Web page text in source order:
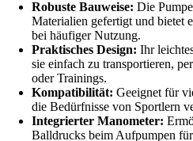
Robuste Bauweise: Die
Materialien gefertigt und bietet
bei häufiger Nutzung.
Praktisches Design: Ihr
sie einfach zu transportieren,
oder Trainings.
Kompatibilität: Geeignet für
die Bedürfnisse von Sportlern
Integrierter Manometer:
Balldrucks beim Aufpumpen